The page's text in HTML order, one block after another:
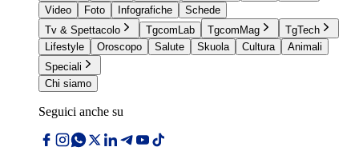
Video
Foto Infografiche
Schede
Tv & Spettacolo
TgcomLab TgcomMag
TgTech
Lifestyle
Oroscopo Salute Skuola Cultura
Animali
Speciali
Chi siamo
Seguici anche su